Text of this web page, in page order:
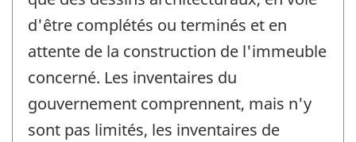
d'être complétés ou terminés et en
attente de la construction de l'immeuble
concerné. Les inventaires du
gouvernement comprennent, mais n'y
sont pas limités, les inventaires de